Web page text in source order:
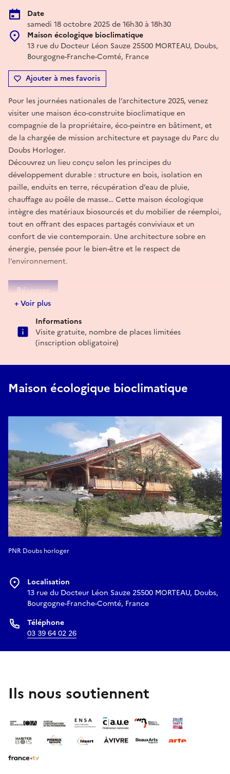
Date
samedi 18 octobre 2025 de 16h30 à 18h30
Maison écologique bioclimatique
13 rue du Docteur Léon Sauze 25500 MORTEAU, Doubs,
Bourgogne-Franche-Comté, France
Ajouter à mes favoris
Pour les journées nationales de l’architecture 2025, venez
visiter une maison éco-construite bioclimatique en
compagnie de la propriétaire, éco-peintre en bâtiment, et
de la chargée de mission architecture et paysage du Parc du
Doubs Horloger.
Découvrez un lieu conçu selon les principes du
développement durable : structure en bois, isolation en
paille, enduits en terre, récupération d’eau de pluie,
chauffage au poêle de masse… Cette maison écologique
intègre des matériaux biosourcés et du mobilier de réemploi,
tout en offrant des espaces partagés conviviaux et un
confort de vie contemporain. Une architecture sobre en
énergie, pensée pour le bien-être et le respect de
l’environnement.
Réserver
E-mail
florine.moser@parcdoubshorloger.fr
+ Voir plus
Informations
Visite gratuite, nombre de places limitées
(inscription obligatoire)
Maison écologique bioclimatique
PNR Doubs horloger
Localisation
13 rue du Docteur Léon Sauze 25500 MORTEAU, Doubs,
Bourgogne-Franche-Comté, France
Téléphone
03 39 64 02 26
Ils nous soutiennent